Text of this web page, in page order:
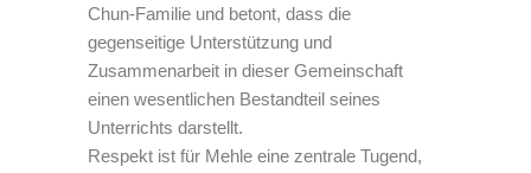
Chun-Familie und betont, dass die
gegenseitige Unterstützung und
Zusammenarbeit in dieser Gemeinschaft
einen wesentlichen Bestandteil seines
Unterrichts darstellt.
Respekt ist für Mehle eine zentrale Tugend,